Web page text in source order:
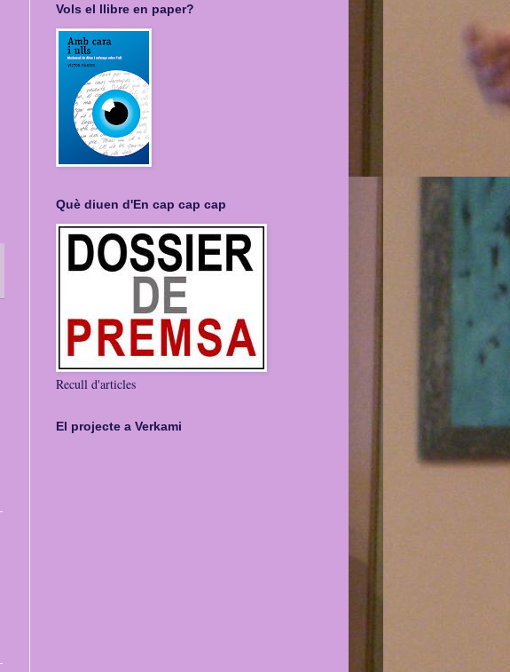
Vols el llibre en paper?
Què diuen d'En cap cap cap
Recull d'articles
El projecte a Verkami